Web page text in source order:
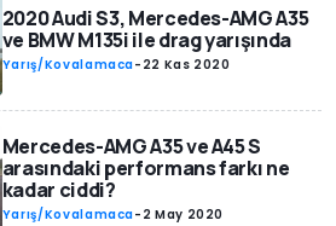
2020 Audi S3, Mercedes-AMG A35
ve BMW M135i ile drag yarışında
Yarış/Kovalamaca- 22 Kas 2020
Mercedes-AMG A35 ve A45 S
arasındaki performans farkı ne
kadar ciddi?
Yarış/Kovalamaca- 2 May 2020